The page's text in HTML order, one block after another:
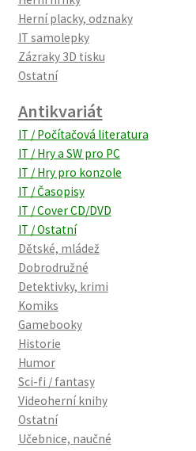
Herní placky, odznaky
IT samolepky
Zázraky 3D tisku
Ostatní
Antikvariát
IT / Počítačová literatura
IT / Hry a SW pro PC
IT / Hry pro konzole
IT / Časopisy
IT / Cover CD/DVD
IT / Ostatní
Dětské, mládež
Dobrodružné
Detektivky, krimi
Komiks
Gamebooky
Historie
Humor
Sci-fi / fantasy
Videoherní knihy
Ostatní
Učebnice, naučné